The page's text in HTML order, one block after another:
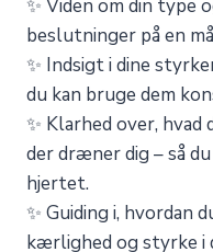
✨ Viden om din
beslutninger på en
✨ Indsigt i dine
du kan bruge dem
✨ Klarhed over, hvad
der dræner dig – så
hjertet.
✨ Guiding i, hvordan
kærlighed og styrke i